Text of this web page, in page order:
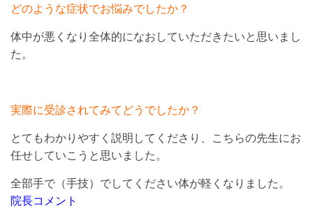
どのような症状でお悩みでしたか？
体中が悪くなり全体的になおしていただきたいと思いまし
た。
実際に受診されてみてどうでしたか？
とてもわかりやすく説明してくださり、こちらの先生にお
任せしていこうと思いました。
全部手で（手技）でしてください体が軽くなりました。
院長コメント